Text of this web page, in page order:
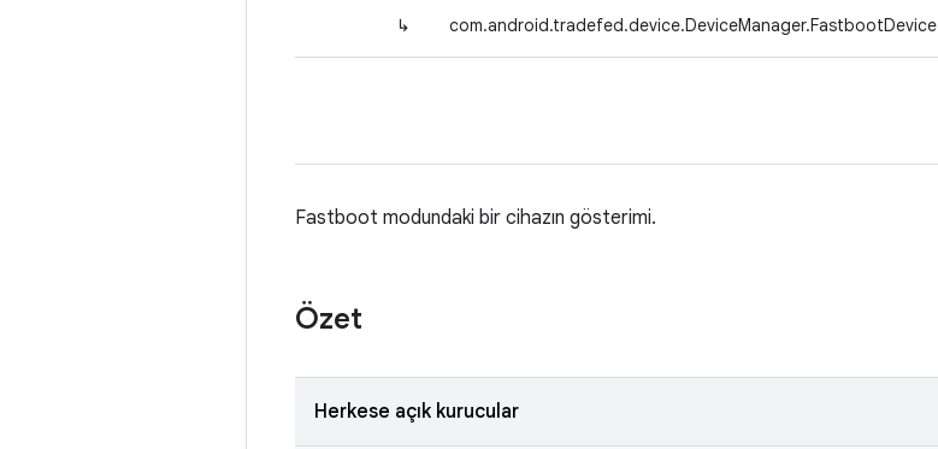
↳ com.android.tradefed.device.DeviceManager.FastbootDevice
Fastboot modundaki bir cihazın gösterimi.
Özet
Herkese açık kurucular